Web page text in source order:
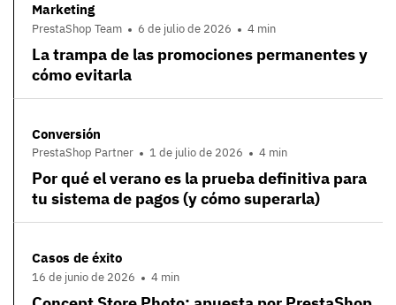
Marketing
PrestaShop Team 6 de julio de 2026 4 min
La trampa de las promociones permanentes y
cómo evitarla
Conversión
PrestaShop Partner 1 de julio de 2026 4 min
Por qué el verano es la prueba definitiva para
tu sistema de pagos (y cómo superarla)
Casos de éxito
16 de junio de 2026 4 min